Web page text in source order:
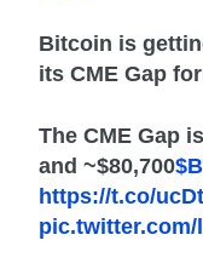
Bitcoin is
its CME Gap
The CME Gap
and ~$80,700
https://t.co/
pic.twitter.com/